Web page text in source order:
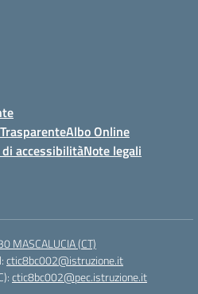
Albo Online
accessibilitàNote legali
MASCALUCIA (CT)
ctic8bc002@istruzione.it
ctic8bc002@pec.istruzione.it